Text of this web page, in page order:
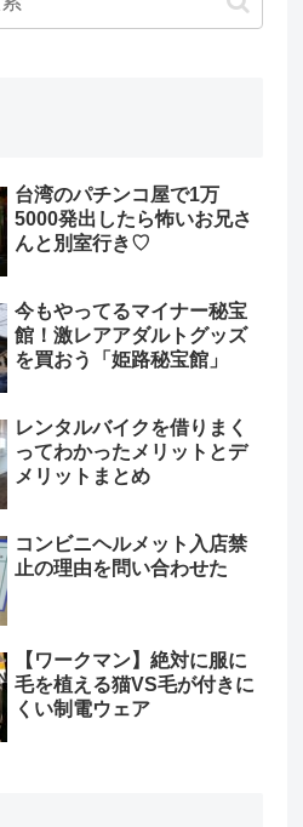
台湾のパチンコ屋で1万
5000発出したら怖いお兄さ
んと別室行き♡
今もやってるマイナー秘宝
館！激レアアダルトグッズ
を買おう「姫路秘宝館」
レンタルバイクを借りまく
ってわかったメリットとデ
メリットまとめ
コンビニヘルメット入店禁
止の理由を問い合わせた
【ワークマン】絶対に服に
毛を植える猫VS毛が付きに
くい制電ウェア